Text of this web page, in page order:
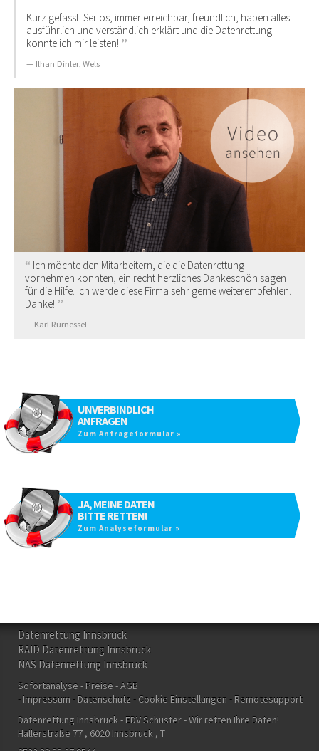
Kurz gefasst: Seriös, immer erreichbar, freundlich, haben alles
ausführlich und verständlich erklärt und die Datenrettung
konnte ich mir leisten!
Ilhan Dinler, Wels
Ich möchte den Mitarbeitern, die die Datenrettung
vornehmen konnten, ein recht herzliches Dankeschön sagen
für die Hilfe. Ich werde diese Firma sehr gerne weiterempfehlen.
Danke!
Karl Rürnessel
UNVERBINDLICH
ANFRAGEN
Zum Anfrageformular »
JA, MEINE DATEN
BITTE RETTEN!
Zum Analyseformular »
Datenrettung Innsbruck
RAID Datenrettung Innsbruck
NAS Datenrettung Innsbruck
Sofortanalyse Preise
AGB
Impressum
Datenschutz Cookie Einstellungen
Remotesupport
Datenrettung Innsbruck - EDV Schuster- Wir retten Ihre Daten!
Hallerstraße 77 , 6020Innsbruck , T